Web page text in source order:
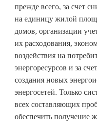
прежде всего, за счет
на единицу жилой
домов, организации
их расходования,
воздействия на
энергоресурсов и за
создания новых
энергосетей. Только
всех составляющих
обеспечить получение